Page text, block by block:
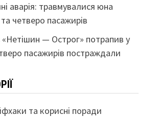
аварія: травмувалися юна
четверо пасажирів
— Острог» потрапив у
пасажирів постраждали
та корисні поради